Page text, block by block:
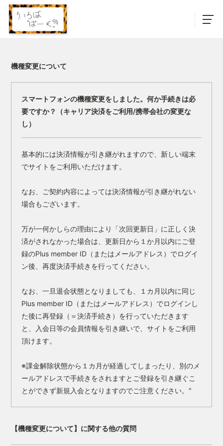
機種変更について
スマートフォンの機種変更をしました。何か手続きは必
要ですか？（キャリア決済をご利用/携帯会社の変更な
し）
基本的には決済情報が引き継がれますので、新しい端末
でサイトをご利用いただけます。
なお、ご契約内容によっては決済情報が引き継がれない
場合もございます。
万が一何かしらの理由により「次回更新日」に正しく決
済がされなかった場合は、更新日から１か月以内にご登
録のPlus member ID（またはメールアドレス）でログイ
ン後、再度決済手続きを行ってください。
なお、一旦退会状態となりましても、１カ月以内に同じ
Plus member ID（またはメールアドレス）でログインし
た後に再登録（＝決済手続き）を行っていただきます
と、入会日等の会員情報を引き継いで、サイトをご利用
頂けます。
※課金解除状態から１カ月が経過してしまったり、別のメ
ールアドレスで手続きをされますとご登録を引き継ぐこ
とができず新規入会となりますのでご注意ください。"
【機種変更について】に関する他の質問